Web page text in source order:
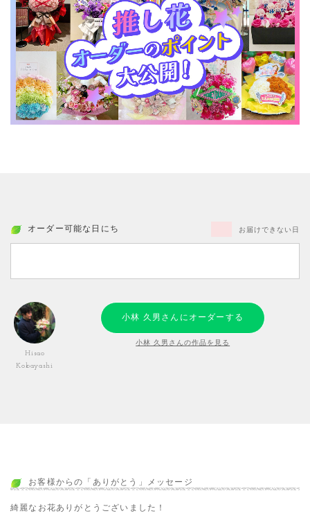
オーダー可能な日にち お届けできない日
Hisao
Kobayashi
小林 久男さんにオーダーする
小林 久男さんの作品を見る
お客様からの「ありがとう」メッセージ
綺麗なお花ありがとうございました！